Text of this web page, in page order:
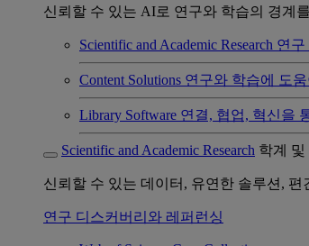
신뢰할 수 있는 AI로 연구와 학습의 경계
Scientific and Academic Research 연구
Content Solutions 연구와 학습에 도
Library Software 연결, 협업, 혁신을
Scientific and Academic Research 학계 및
신뢰할 수 있는 데이터, 유연한 솔루션,
연구 디스커버리와 레퍼런싱